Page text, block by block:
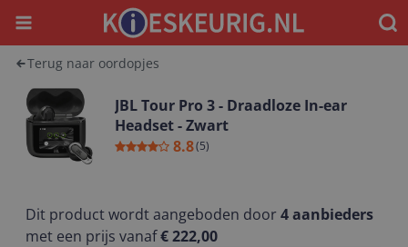
Menu
Terug naar oordopjes
JBL Tour Pro 3 - Draadloze In-ear
Headset - Zwart
8.8(5)
Dit product wordt aangeboden door4aanbieders
met een prijs vanaf€ 222,00